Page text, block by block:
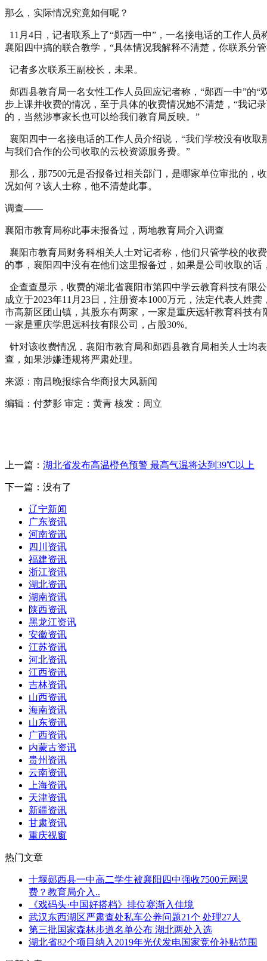
那么，实际情况究竟如何呢？
11月4日，记者联系上了“郧西一中”，一名接电话的工作人员
襄阳四中搞的联合教学，“具体情况我解释不清楚，你联系分
记者多次联系王副校长，未果。
郧西县教育局一名女性工作人员回应记者称，“郧西一中”的“
步上课并收费的情况，至于具体的收费情况她不清楚，“我记
的，当然涉事家长也可以给我们教育局反映。”
襄阳四中一名接电话的工作人员介绍说，“我们学校没有收取
与我们合作的公司收取的云校资源服务费。”
那么，那7500元是否报备过相关部门，是哪家单位审批的，
况如何？该人士称，他不清楚此事。
调查——
襄阳市教育局称此事未报备过，两地教育局介入调查
襄阳市教育局财务科相关人士对记者称，他们只管学校的收
的事，襄阳四中没有在他们这里报备过，如果是公司收取的话
企查查显示，收费的湖北省襄阳市第四中学云教育科技有限
成立于2023年11月23日，注册资本1000万元，法定代表人姓
市高新区团山镇，其股东有两家，一家是重庆远轩教育科技有
一家是重庆学思远科技有限公司，占股30%。
针对该收费情况，襄阳市教育局和郧西县教育局相关人士均
查，如果涉嫌违规将严肃处理。
来源：南昌晚报综合华商报大风新闻
编辑：付梦影 审定：黄青 核发：周立
上一篇： 湖北省发布高温橙色预警 最高气温将达到39℃以上
下一篇：没有了
辽宁新闻
广东资讯
河南资讯
四川资讯
福建资讯
浙江资讯
湖北资讯
湖南资讯
陕西资讯
黑龙江资讯
安徽资讯
江苏资讯
河北资讯
江西资讯
吉林资讯
山西资讯
海南资讯
山东资讯
广西资讯
内蒙古资讯
贵州资讯
云南资讯
上海资讯
天津资讯
新疆资讯
甘肃资讯
重庆视窗
热门文章
十堰郧西县一中高二学生被襄阳四中强收7500元网课
费？教育局介入..
《戏码头·中国好搭档》排位赛渐入佳境
武汉东西湖区严肃查处私车公养问题21个 处理27人
第三批国家森林步道名单公布 湖北两处入选
湖北省82个项目纳入2019年光伏发电国家竞价补贴范围